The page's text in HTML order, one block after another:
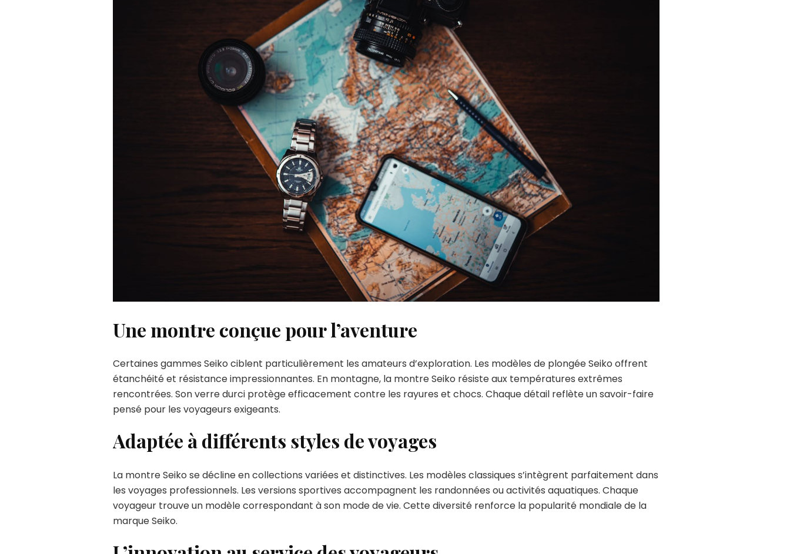
Une montre conçue pour l’aventure
Certaines gammes Seiko ciblent particulièrement les amateurs d’exploration. Les modèles de plongée Seiko offrent
étanchéité et résistance impressionnantes. En montagne, la montre Seiko résiste aux températures extrêmes
rencontrées. Son verre durci protège efficacement contre les rayures et chocs. Chaque détail reflète un savoir-faire
pensé pour les voyageurs exigeants.
Adaptée à différents styles de voyages
La montre Seiko se décline en collections variées et distinctives. Les modèles classiques s’intègrent parfaitement dans
les voyages professionnels. Les versions sportives accompagnent les randonnées ou activités aquatiques. Chaque
voyageur trouve un modèle correspondant à son mode de vie. Cette diversité renforce la popularité mondiale de la
marque Seiko.